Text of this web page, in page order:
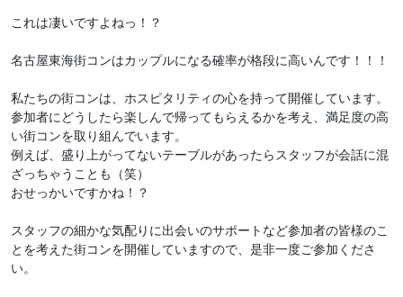
これは凄いですよねっ！？
名古屋東海街コンはカップルになる確率が格段に高いんです！！！
私たちの街コンは、ホスピタリティの心を持って開催しています。
参加者にどうしたら楽しんで帰ってもらえるかを考え、満足度の高
い街コンを取り組んでいます。
例えば、盛り上がってないテーブルがあったらスタッフが会話に混
ざっちゃうことも（笑）
おせっかいですかね！？
スタッフの細かな気配りに出会いのサポートなど参加者の皆様のこ
とを考えた街コンを開催していますので、是非一度ご参加くださ
い。